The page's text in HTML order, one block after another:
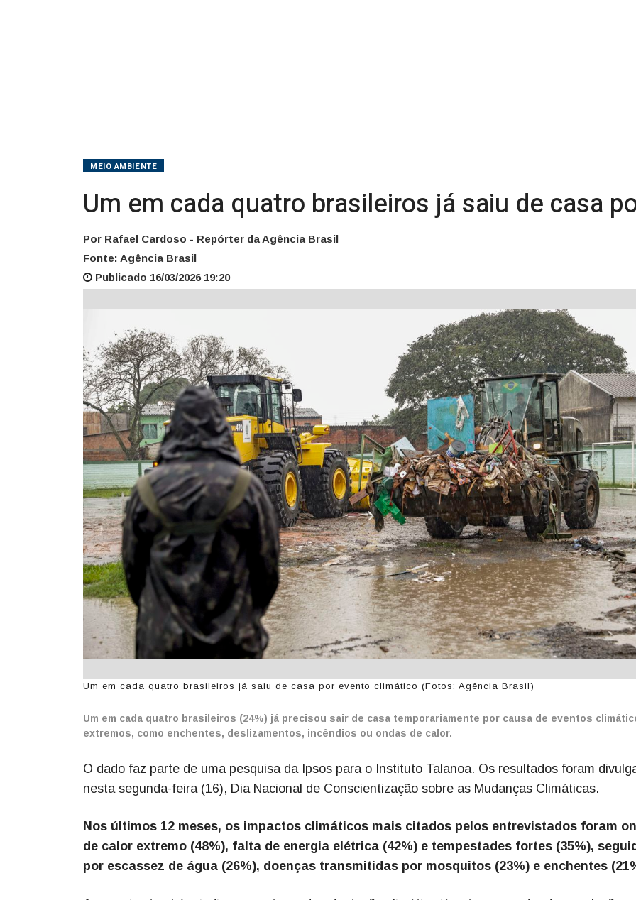
MEIO AMBIENTE
Um em cada quatro brasileiros já saiu de casa
Por Rafael Cardoso - Repórter da Agência Brasil
Fonte: Agência Brasil
Publicado 16/03/2026 19:20
Um em cada quatro brasileiros já saiu de casa por evento climático (Fotos: Agência Brasil)
Um em cada quatro brasileiros (24%) já precisou sair de casa temporariamente por causa de eventos
extremos, como enchentes, deslizamentos, incêndios ou ondas de calor.
O dado faz parte de uma pesquisa da Ipsos para o Instituto Talanoa. Os resultados foram
nesta segunda-feira (16), Dia Nacional de Conscientização sobre as Mudanças Climáticas.
Nos últimos 12 meses, os impactos climáticos mais citados pelos entrevistados foram
de calor extremo (48%), falta de energia elétrica (42%) e tempestades fortes (35%),
por escassez de água (26%), doenças transmitidas por mosquitos (23%) e enchentes